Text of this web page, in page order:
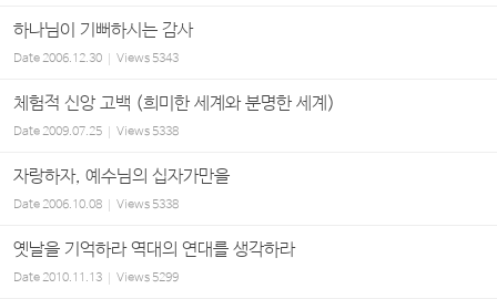
하나님이 기뻐하시는 감사
Date2006.12.30 Views 5343
체험적 신앙 고백 (희미한 세계와 분명한 세계)
Date2009.07.25 Views 5338
자랑하자, 예수님의 십자가만을
Date2006.10.08 Views 5338
옛날을 기억하라 역대의 연대를 생각하라
Date2010.11.13 Views 5299